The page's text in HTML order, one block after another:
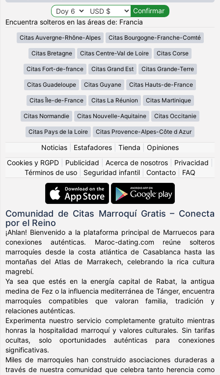
Encuentra solteros en las áreas de: Francia
Citas Auvergne-Rhône-Alpes Citas Bourgogne-Franche-Comté
Citas Bretagne Citas Centre-Val de Loire Citas Corse
Citas Fort-de-france Citas Grand Est Citas Grande-Terre
Citas Guadeloupe Citas Guyane Citas Hauts-de-France
Citas Île-de-France Citas La Réunion Citas Martinique
Citas Normandie Citas Nouvelle-Aquitaine Citas Occitanie
Citas Pays de la Loire Citas Provence-Alpes-Côte d Azur
Noticias Estafadores Tienda
Opiniones
Cookies y RGPD
Publicidad Acerca de nosotros Privacidad
Términos de uso
Seguridad infantil Contacto FAQ
Comunidad de Citas Marroquí Gratis – Conecta
por el Reino
¡Ahlan! Bienvenido a la plataforma principal de Marruecos para
conexiones auténticas. Maroc-dating.com reúne solteros
marroquíes desde la costa atlántica de Casablanca hasta las
montañas del Atlas de Marrakech, celebrando la rica cultura
magrebí.
Ya sea que estés en la energía capital de Rabat, la antigua
medina de Fez o la influencia mediterránea de Tánger, encuentra
marroquíes compatibles que valoran familia, tradición y
relaciones auténticas.
Experimenta nuestro servicio completamente gratuito mientras
honras la hospitalidad marroquí y valores culturales. Sin tarifas
ocultas, solo oportunidades auténticas para conexiones
significativas.
Miles de marroquíes han construido asociaciones duraderas a
través de nuestra comunidad que celebra tanto herencia como